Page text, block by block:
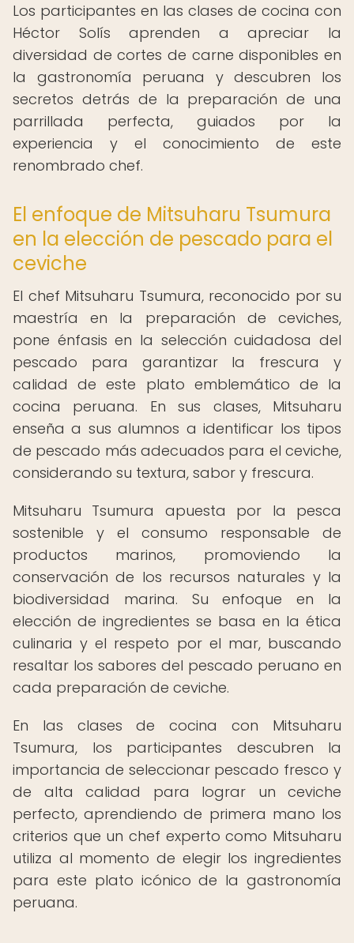
Los participantes en las clases de cocina con
Héctor Solís aprenden a apreciar la
diversidad de cortes de carne disponibles en
la gastronomía peruana y descubren los
secretos detrás de la preparación de una
parrillada perfecta, guiados por la
experiencia y el conocimiento de este
renombrado chef.
El enfoque de Mitsuharu Tsumura
en la elección de pescado para el
ceviche
El chef Mitsuharu Tsumura, reconocido por su
maestría en la preparación de ceviches,
pone énfasis en la selección cuidadosa del
pescado para garantizar la frescura y
calidad de este plato emblemático de la
cocina peruana. En sus clases, Mitsuharu
enseña a sus alumnos a identificar los tipos
de pescado más adecuados para el ceviche,
considerando su textura, sabor y frescura.
Mitsuharu Tsumura apuesta por la pesca
sostenible y el consumo responsable de
productos marinos, promoviendo la
conservación de los recursos naturales y la
biodiversidad marina. Su enfoque en la
elección de ingredientes se basa en la ética
culinaria y el respeto por el mar, buscando
resaltar los sabores del pescado peruano en
cada preparación de ceviche.
En las clases de cocina con Mitsuharu
Tsumura, los participantes descubren la
importancia de seleccionar pescado fresco y
de alta calidad para lograr un ceviche
perfecto, aprendiendo de primera mano los
criterios que un chef experto como Mitsuharu
utiliza al momento de elegir los ingredientes
para este plato icónico de la gastronomía
peruana.